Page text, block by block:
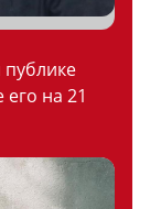
на 21